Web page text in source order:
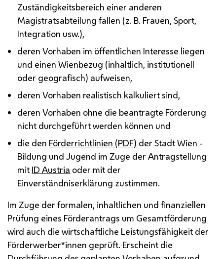
Zuständigkeitsbereich einer anderen
Magistratsabteilung fallen (z. B. Frauen, Sport,
Integration usw.),
deren Vorhaben im öffentlichen Interesse liegen
und einen Wienbezug (inhaltlich, institutionell
oder geografisch) aufweisen,
deren Vorhaben realistisch kalkuliert sind,
deren Vorhaben ohne die beantragte Förderung
nicht durchgeführt werden können und
die den Förderrichtlinien (PDF) der Stadt Wien -
Bildung und Jugend im Zuge der Antragstellung
mit ID Austria oder mit der
Einverständniserklärung zustimmen.
Im Zuge der formalen, inhaltlichen und finanziellen
Prüfung eines Förderantrags um Gesamtförderung
wird auch die wirtschaftliche Leistungsfähigkeit der
Förderwerber*innen geprüft. Erscheint die